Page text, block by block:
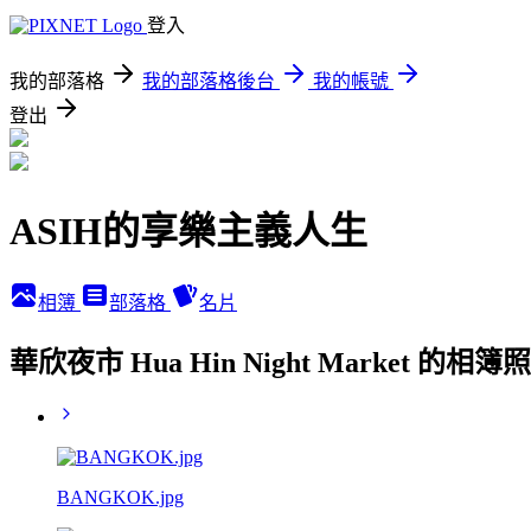
登入
我的部落格 我的部落格後台
我的帳號
登出
ASIH的享樂主義人生
相簿 部落格 名片
華欣夜市 Hua Hin Night Market 的相簿
BANGKOK.jpg